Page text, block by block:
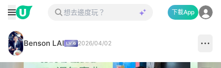
下載App
Benson LAI 2026/04/02